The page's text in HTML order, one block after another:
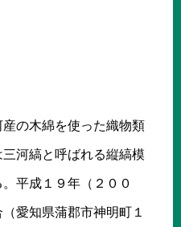
の木綿を使った織物類
河縞と呼ばれる縦縞模
平成１９年（２００
愛知県蒲郡市神明町１